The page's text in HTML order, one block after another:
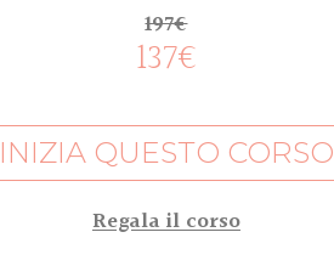
197€
137€
INIZIA QUESTO CORSO
Regala il corso